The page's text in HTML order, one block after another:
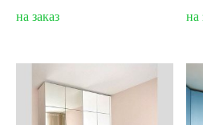
на заказ на